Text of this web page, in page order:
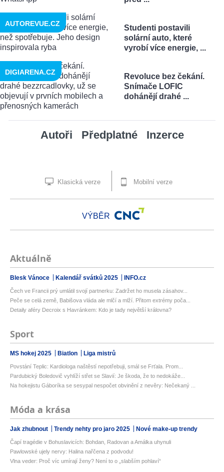
Studenti postavili
solární auto, které
vyrobí více energie, ...
AUTOREVUE.CZ
Revoluce bez čekání.
Snímače LOFIC
dohánějí drahé ...
DIGIARENA.CZ
Autoři Předplatné Inzerce
Klasická verze Mobilní verze
VÝBĚR
Aktuálně
Blesk Vánoce Kalendář svátků 2025 INFO.cz
Čech ve Francii prý umlátil svojí partnerku: Zadržet ho musela zásahov...
Peče se celá země, Babišova vláda ale mlčí a mlží. Přitom extrémy poča...
Detaily aféry Decroix s Havránkem: Kdo je tady největší královna?
Sport
MS hokej 2025 Biatlon Liga mistrů
Povstání Teplic: Kardiologa naštěstí nepotřebuji, smál se Frťala. Prom...
Pardubický Boledovič vyhlíží střet se Slavií: Je škoda, že to nedokáže...
Na hokejistu Gáboríka se sesypal nespočet obvinění z nevěry: Nečekaný ...
Móda a krása
Jak zhubnout Trendy nehty pro jaro 2025 Nové make-up trendy
Čapí tragédie v Bohuslavicích: Bohdan, Radovan a Amálka uhynuli
Pawlowské ujely nervy: Halina nařčena z podvodu!
Vlna veder: Proč víc umírají ženy? Není to o „slabším pohlaví“